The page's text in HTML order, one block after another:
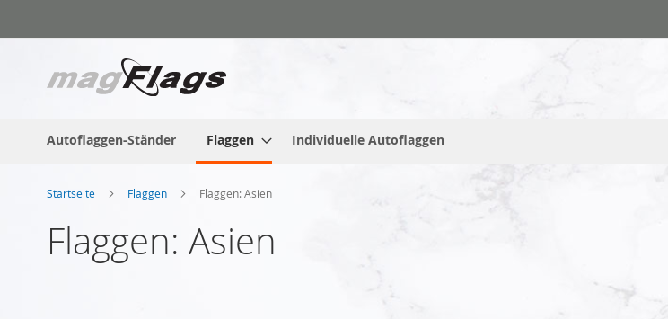
Inhalt
Autoflaggen-Ständer Flaggen Individuelle Autoflaggen
Startseite Flaggen Flaggen: Asien
Flaggen: Asien